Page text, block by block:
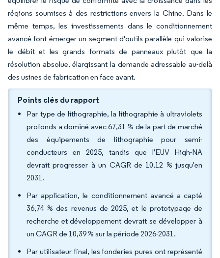
régions soumises à des restrictions envers la Chine. Dans le
même temps, les investissements dans le conditionnement
avancé font émerger un segment d'outils parallèle qui valorise
le débit et les grands formats de panneaux plutôt que la
résolution absolue, élargissant la demande adressable au-delà
des usines de fabrication en face avant.
Points clés du rapport
Par type de lithographie, la lithographie à ultraviolets
profonds a dominé avec 67,31 % de la part de marché
des équipements de lithographie pour semi-
conducteurs en 2025, tandis que l'EUV High-NA
devrait progresser à un CAGR de 10,12 % jusqu'en
2031.
Par application, le conditionnement avancé a capté
36,74 % des revenus de 2025, et le prototypage de
recherche et développement devrait se développer à
un CAGR de 10,39 % sur la période 2026-2031.
Par utilisateur final, les fonderies pures ont représenté